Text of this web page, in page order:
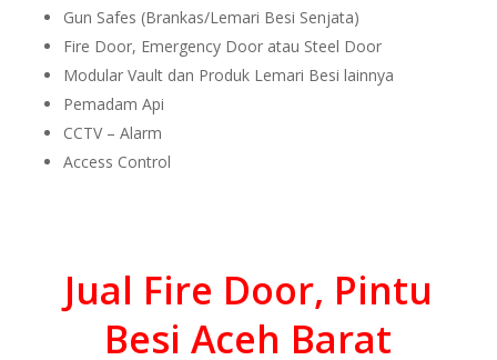
Gun Safes (Brankas/Lemari Besi Senjata)
Fire Door, Emergency Door atau Steel Door
Modular Vault dan Produk Lemari Besi lainnya
Pemadam Api
CCTV – Alarm
Access Control
Jual Fire Door, Pintu
Besi Aceh Barat